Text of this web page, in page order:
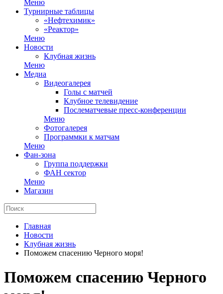
Меню
Турнирные таблицы
«Нефтехимик»
«Реактор»
Меню
Новости
Клубная жизнь
Меню
Медиа
Видеогалерея
Голы с матчей
Клубное телевидение
Послематчевые пресс-конференции
Меню
Фотогалерея
Программки к матчам
Меню
Фан-зона
Группа поддержки
ФАН сектор
Меню
Магазин
Главная
Новости
Клубная жизнь
Поможем спасению Черного моря!
Поможем спасению Черного